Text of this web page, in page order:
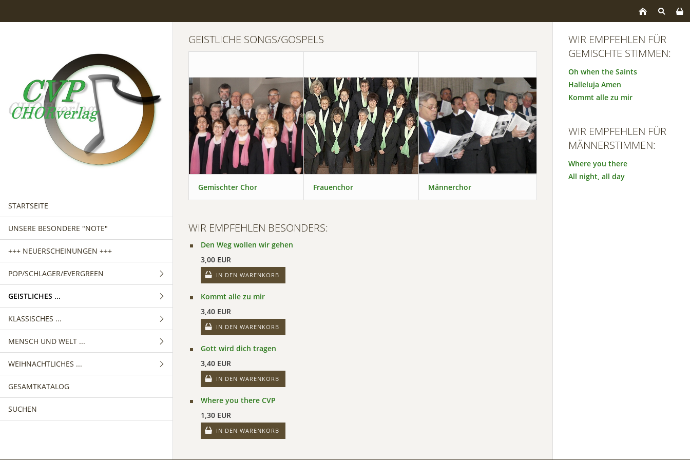
STARTSEITE
UNSERE BESONDERE "NOTE"
+++ NEUERSCHEINUNGEN +++
POP/SCHLAGER/EVERGREEN
GEMISCHTER CHOR
FRAUENCHOR
MÄNNERCHOR
GEISTLICHES ...
GEMISCHTER CHOR
FRAUENCHOR
MÄNNERCHOR
KLASSISCHES ...
GEMISCHTER CHOR
FRAUENCHOR
MÄNNERCHOR
MENSCH UND WELT ...
GEMISCHTER CHOR
FRAUENCHOR
MÄNNERCHOR
WEIHNACHTLICHES ...
GEMISCHTER CHOR
FRAUENCHOR
GESAMTKATALOG
SUCHEN
GEISTLICHE SONGS/GOSPELS
Gemischter Chor Frauenchor Männerchor
WIR EMPFEHLEN BESONDERS:
Den Weg wollen wir gehen
3,00 EUR
IN DEN WARENKORB
Kommt alle zu mir
3,40 EUR
IN DEN WARENKORB
Gott wird dich tragen
3,40 EUR
IN DEN WARENKORB
Where you there CVP
1,30 EUR
IN DEN WARENKORB
WIR EMPFEHLEN FÜR
GEMISCHTE STIMMEN:
Oh when the Saints
Halleluja Amen
Kommt alle zu mir
WIR EMPFEHLEN FÜR
MÄNNERSTIMMEN:
Where you there
All night, all day